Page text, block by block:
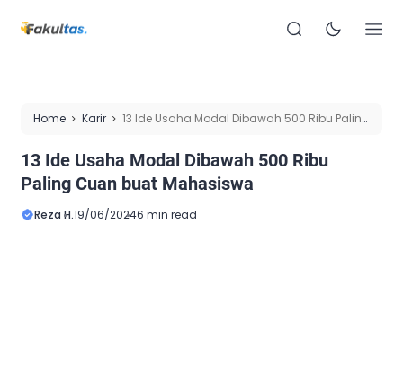
Home Karir
13 Ide Usaha Modal Dibawah 500 Ribu Paling
13 Ide Usaha Modal Dibawah 500 Ribu
Paling Cuan buat Mahasiswa
Reza H.19/06/20246 min read